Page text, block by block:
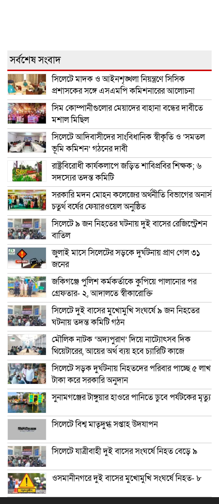
সর্বশেষ সংবাদ
সিলেটে মাদক ও আইনশৃঙ্খলা নিয়ন্ত্রণে সিসিক
প্রশাসকের সঙ্গে এসএমপি কমিশনারের আলোচনা
সিম কোম্পানীগুলোর মেয়াদের বাহানা বন্ধের দাবীতে
মশাল মিছিল
সিলেটে আদিবাসীদের সাংবিধানিক স্বীকৃতি ও ‘সমতল
ভূমি কমিশন’ গঠনের দাবী
রাষ্ট্রবিরোধী কার্যকলাপে জড়িত শাবিপ্রবির শিক্ষক; ৬
সদস্যের তদন্ত কমিটি
সরকারি মদন মোহন কলেজের অর্থনীতি বিভাগের অনার্স
চতুর্থ বর্ষের ফেয়ারওয়েল অনুষ্ঠিত
সিলেটে ৯ জন নিহতের ঘটনায় দুই বাসের রেজিস্ট্রেশন
বাতিল
জুলাই মাসে সিলেটের সড়কে দুর্ঘটনায় প্রাণ গেল ৩১
জনের
জকিগঞ্জে পুলিশ কর্মকর্তাকে কুপিয়ে পালানোর পর
গ্রেফতার- ২, আদালতে স্বীকারোক্তি
সিলেটে দুই বাসের মুখোমুখি সংঘর্ষে ৯ জন নিহতের
ঘটনায় তদন্ত কমিটি গঠন
মৌলিক নাটক ‘অদ্যপুরাণ’ দিয়ে নাট্যোৎসব দিক
থিয়েটারের, আয়ের অর্থ ব্যয় হবে চ্যারিটি কাজে
সিলেটে সড়ক দুর্ঘটনায় নিহতদের পরিবার পাচ্ছে ৫ লাখ
টাকা করে সরকারি অনুদান
সুনামগঞ্জের টাঙ্গুয়ার হাওরে পানিতে ডুবে পর্যটকের মৃত্যু
সিলেটে বিশ্ব মাতৃদুগ্ধ সপ্তাহ উদযাপন
সিলেটে যাত্রীবাহী দুই বাসের সংঘর্ষে নিহত বেড়ে ৯
ওসমানীনগরে দুই বাসের মুখোমুখি সংঘর্ষে নিহত- ৮